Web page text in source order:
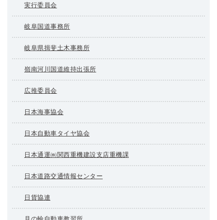
実行委員会
岐阜国道事務所
岐阜県揖斐土木事務所
嶺南河川国道維持出張所
広推委員会
日本海事協会
日本自動車タイヤ協会
日本通運㈱関西重機建設支店重機課
日本道路交通情報センター
日貨協連